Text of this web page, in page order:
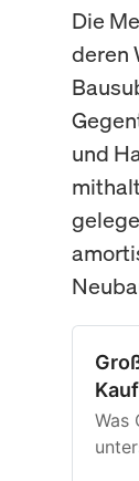
Die
deren
und
Was